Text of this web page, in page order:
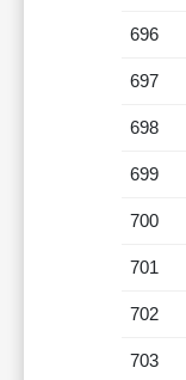
696
697
698
699
700
701
702
703